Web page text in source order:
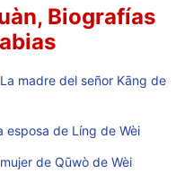
Biografías
madre del señor Kāng de
esposa de Líng de Wèi
de Qūwò de Wèi